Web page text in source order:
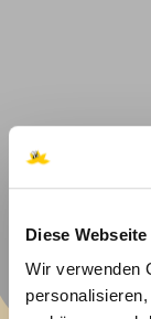
Diese
Wir verwenden